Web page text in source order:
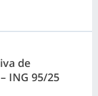
de
ING 95/25